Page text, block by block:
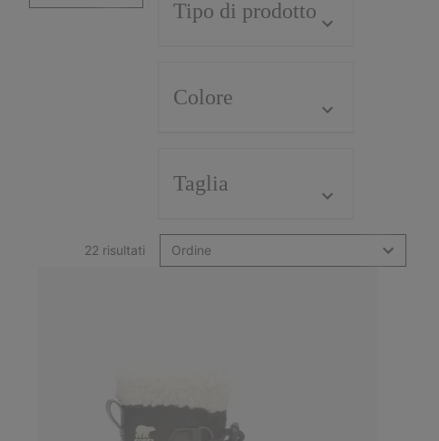
Tipo di prodotto
Colore
Taglia
22 risultati Ordine